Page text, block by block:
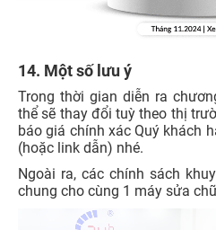
14. Một số lưu ý
Trong thời gian diễn ra
thể sẽ thay đổi tuỳ theo thị
báo giá chính xác Quý khách
(hoặc link dẫn) nhé.
Ngoài ra, các chính sách
chung cho cùng 1 máy sửa